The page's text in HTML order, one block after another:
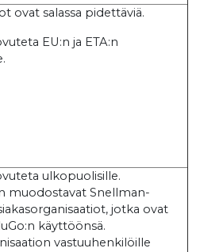
ovat salassa pidettäviä.
EU:n ja ETA:n
ulkopuolisille.
muodostavat Snellman-
jotka ovat
käyttöönsä.
vastuuhenkilöille